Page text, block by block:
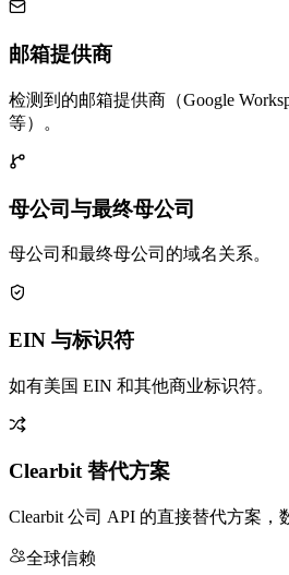
邮箱提供商
检测到的邮箱提供商（Google
等）。
母公司与最终母公司
母公司和最终母公司的域名关系。
EIN 与标识符
如有美国 EIN 和其他商业标识符。
Clearbit 替代方案
Clearbit 公司 API 的直接替代方案，
全球信赖